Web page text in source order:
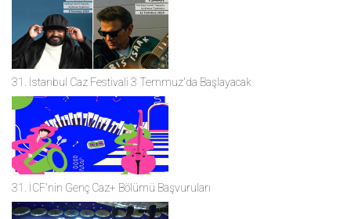
31. İstanbul Caz Festivali 3 Temmuz'da Başlayacak
31. İCF'nin Genç Caz+ Bölümü Başvuruları